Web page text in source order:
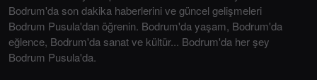
Bodrum'da son dakika haberlerini ve güncel gelişmeleri
Bodrum Pusula'dan öğrenin. Bodrum'da yaşam, Bodrum'da
eğlence, Bodrum'da sanat ve kültür... Bodrum'da her şey
Bodrum Pusula'da.